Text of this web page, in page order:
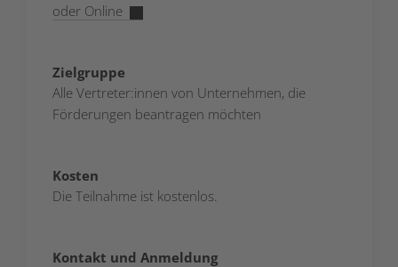
oder Online
Zielgruppe
Alle Vertreter:innen von Unternehmen, die
Förderungen beantragen möchten
Kosten
Die Teilnahme ist kostenlos.
Kontakt und Anmeldung